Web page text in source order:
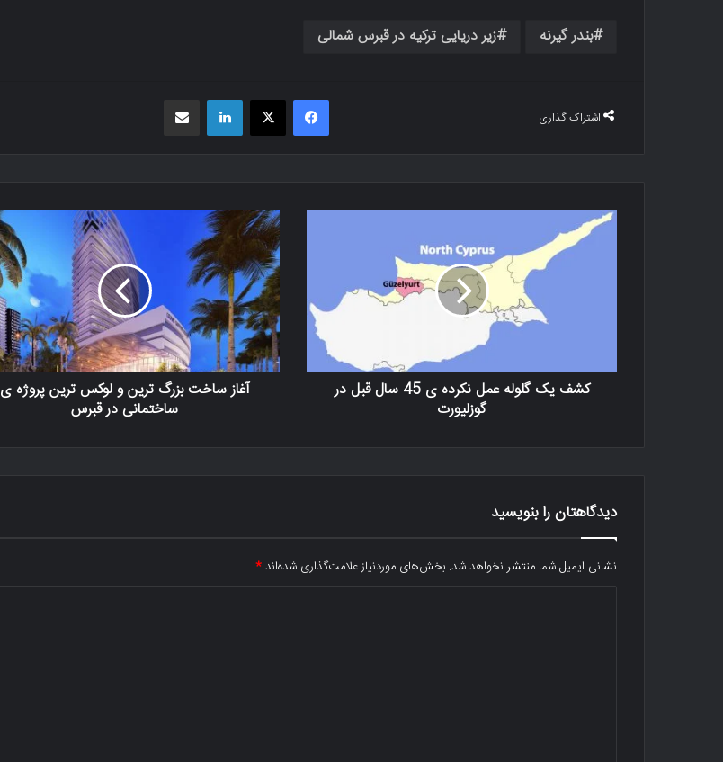
بندر گیرنه زیر دریایی ترکیه در قبرس شمالی
اشتراک گذاری
فیسبوک X
کشف یک گلوله عمل نکرده ی 45 سال قبل در
گوزلیورت
آغاز ساخت بزرگ ترین و لوکس ترین پروژه ی
ساختمانی در قبرس
دیدگاهتان را بنویسید
نشانی ایمیل شما منتشر نخواهد شد. بخش‌های موردنیاز علامت‌گذاری شده‌اند*